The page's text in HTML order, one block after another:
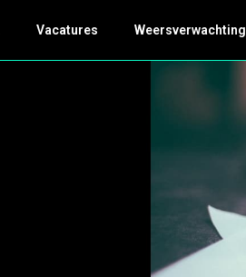
Vacatures Weersverwachting